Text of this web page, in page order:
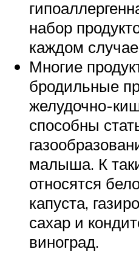
набор
каждом
Многие
бродильные
желудочно-
способны
малыша. К
относятся
капуста,
сахар и
виноград.